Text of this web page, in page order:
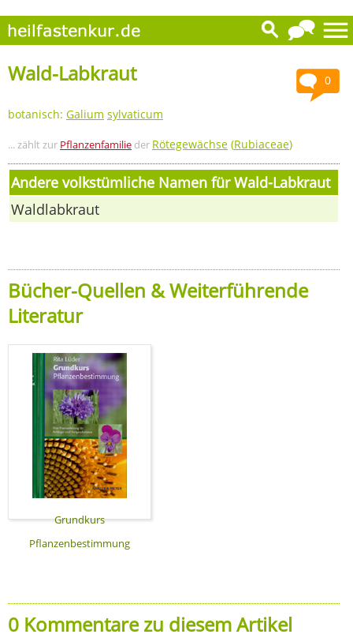
0
Wald-Labkraut
botanisch: Galium sylvaticum
... zählt zur Pflanzenfamilie der Rötegewächse (Rubiaceae)
Andere volkstümliche Namen für Wald-Labkraut
Waldlabkraut
Bücher-Quellen & Weiterführende
Literatur
Grundkurs
Pflanzenbestimmung
0 Kommentare zu diesem Artikel